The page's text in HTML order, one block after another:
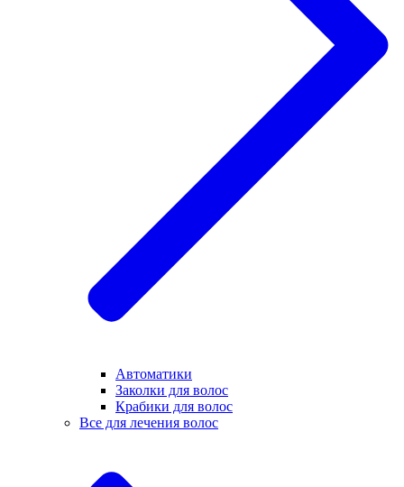
Автоматики
Заколки для волос
Крабики для волос
Все для лечения волос